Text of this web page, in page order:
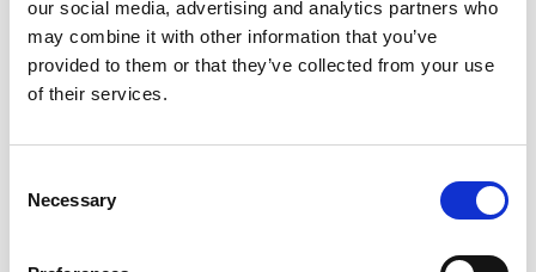
our social media, advertising and analytics partners who
may combine it with other information that you’ve
provided to them or that they’ve collected from your use
of their services.
Selection
Necessary
Serie 500
Serie 340
Serie 330
Serie 310
Serie MC1